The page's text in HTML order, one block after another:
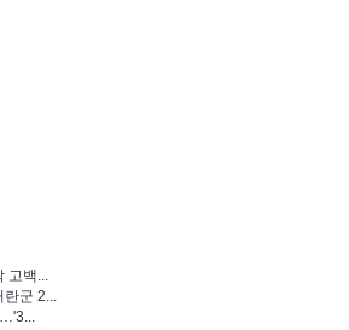
고백...
란군 2...
…'3...